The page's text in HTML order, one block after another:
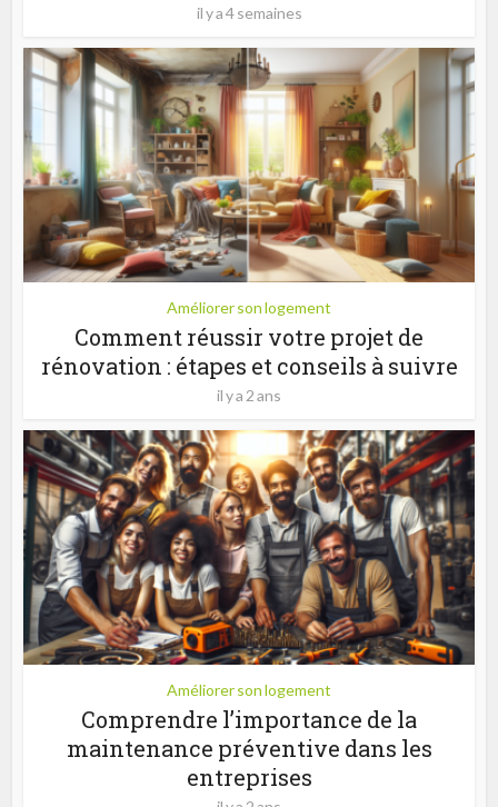
il y a 4 semaines
Améliorer son logement
Comment réussir votre projet de
rénovation : étapes et conseils à suivre
il y a 2 ans
Améliorer son logement
Comprendre l’importance de la
maintenance préventive dans les
entreprises